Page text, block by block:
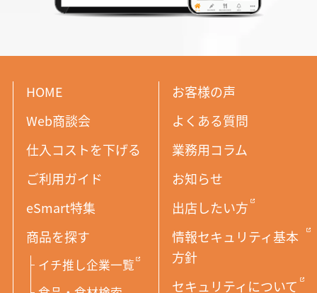
HOME
Web商談会
仕入コストを下げる
ご利用ガイド
eSmart特集
商品を探す
イチ推し企業一覧
お客様の声
よくある質問
業務用コラム
お知らせ
出店したい方
情報セキュリティ基本
方針
セキュリティについて